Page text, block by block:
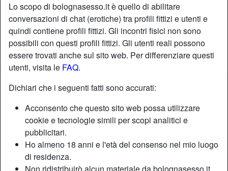
Lo scopo di bolognasesso.it è quello di abilitare
conversazioni di chat (erotiche) tra profili fittizi e utenti e
quindi contiene profili fittizi. Gli incontri fisici non sono
possibili con questi profili fittizi. Gli utenti reali possono
essere trovati anche sul sito web. Per differenziare questi
utenti, visita le FAQ.
Dichiari che i seguenti fatti sono accurati:
Acconsento che questo sito web possa utilizzare
cookie e tecnologie simili per scopi analitici e
pubblicitari.
Ho almeno 18 anni e l'età del consenso nel mio luogo
di residenza.
star Aggiungi chatChatta adesso